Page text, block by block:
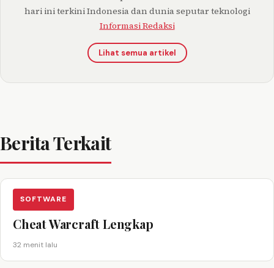
hari ini terkini Indonesia dan dunia seputar teknologi
Informasi Redaksi
Lihat semua artikel
Berita Terkait
SOFTWARE
Cheat Warcraft Lengkap
32 menit lalu